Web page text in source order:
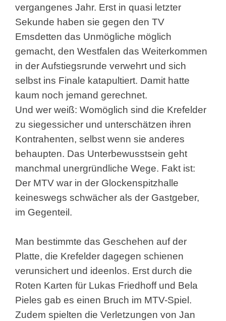
vergangenes Jahr. Erst in quasi letzter
Sekunde haben sie gegen den TV
Emsdetten das Unmögliche möglich
gemacht, den Westfalen das Weiterkommen
in der Aufstiegsrunde verwehrt und sich
selbst ins Finale katapultiert. Damit hatte
kaum noch jemand gerechnet.
Und wer weiß: Womöglich sind die Krefelder
zu siegessicher und unterschätzen ihren
Kontrahenten, selbst wenn sie anderes
behaupten. Das Unterbewusstsein geht
manchmal unergründliche Wege. Fakt ist:
Der MTV war in der Glockenspitzhalle
keineswegs schwächer als der Gastgeber,
im Gegenteil.
Man bestimmte das Geschehen auf der
Platte, die Krefelder dagegen schienen
verunsichert und ideenlos. Erst durch die
Roten Karten für Lukas Friedhoff und Bela
Pieles gab es einen Bruch im MTV-Spiel.
Zudem spielten die Verletzungen von Jan